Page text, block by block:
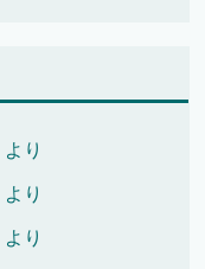
より
より
より